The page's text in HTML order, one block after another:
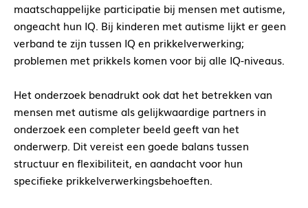
maatschappelijke participatie bij mensen met autisme,
ongeacht hun IQ. Bij kinderen met autisme lijkt er geen
verband te zijn tussen IQ en prikkelverwerking;
problemen met prikkels komen voor bij alle IQ-niveaus.
Het onderzoek benadrukt ook dat het betrekken van
mensen met autisme als gelijkwaardige partners in
onderzoek een completer beeld geeft van het
onderwerp. Dit vereist een goede balans tussen
structuur en flexibiliteit, en aandacht voor hun
specifieke prikkelverwerkingsbehoeften.